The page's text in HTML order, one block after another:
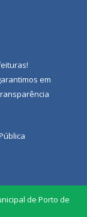
!
em
de Porto de